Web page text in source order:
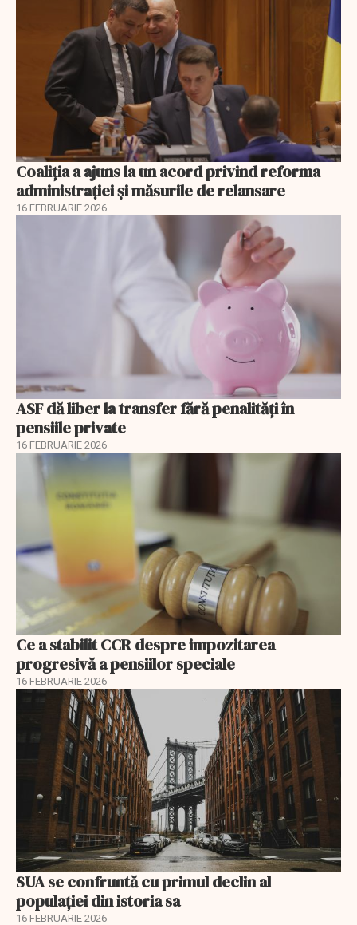
Coaliția a ajuns la un acord privind reforma
administrației și măsurile de relansare
16 FEBRUARIE 2026
ASF dă liber la transfer fără penalități în
pensiile private
16 FEBRUARIE 2026
Ce a stabilit CCR despre impozitarea
progresivă a pensiilor speciale
16 FEBRUARIE 2026
SUA se confruntă cu primul declin al
populației din istoria sa
16 FEBRUARIE 2026